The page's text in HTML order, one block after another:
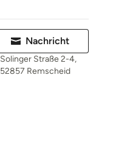
Nachricht
Solinger Straße 2-4,
52857 Remscheid